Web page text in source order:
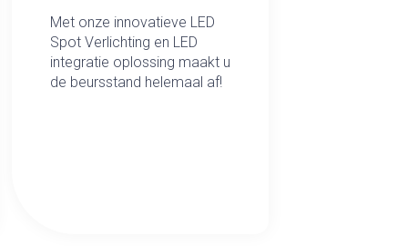
Met onze innovatieve LED
Spot Verlichting en LED
integratie oplossing maakt u
de beursstand helemaal af!